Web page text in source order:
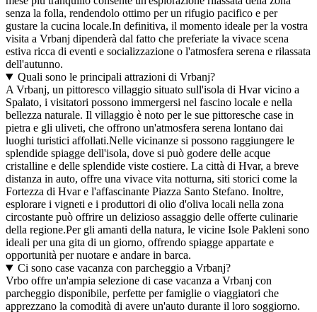
senza la folla, rendendolo ottimo per un rifugio pacifico e per
gustare la cucina locale.In definitiva, il momento ideale per la vostra
visita a Vrbanj dipenderà dal fatto che preferiate la vivace scena
estiva ricca di eventi e socializzazione o l'atmosfera serena e rilassata
dell'autunno.
Quali sono le principali attrazioni di Vrbanj?
A Vrbanj, un pittoresco villaggio situato sull'isola di Hvar vicino a
Spalato, i visitatori possono immergersi nel fascino locale e nella
bellezza naturale. Il villaggio è noto per le sue pittoresche case in
pietra e gli uliveti, che offrono un'atmosfera serena lontano dai
luoghi turistici affollati.Nelle vicinanze si possono raggiungere le
splendide spiagge dell'isola, dove si può godere delle acque
cristalline e delle splendide viste costiere. La città di Hvar, a breve
distanza in auto, offre una vivace vita notturna, siti storici come la
Fortezza di Hvar e l'affascinante Piazza Santo Stefano. Inoltre,
esplorare i vigneti e i produttori di olio d'oliva locali nella zona
circostante può offrire un delizioso assaggio delle offerte culinarie
della regione.Per gli amanti della natura, le vicine Isole Pakleni sono
ideali per una gita di un giorno, offrendo spiagge appartate e
opportunità per nuotare e andare in barca.
Ci sono case vacanza con parcheggio a Vrbanj?
Vrbo offre un'ampia selezione di case vacanza a Vrbanj con
parcheggio disponibile, perfette per famiglie o viaggiatori che
apprezzano la comodità di avere un'auto durante il loro soggiorno.